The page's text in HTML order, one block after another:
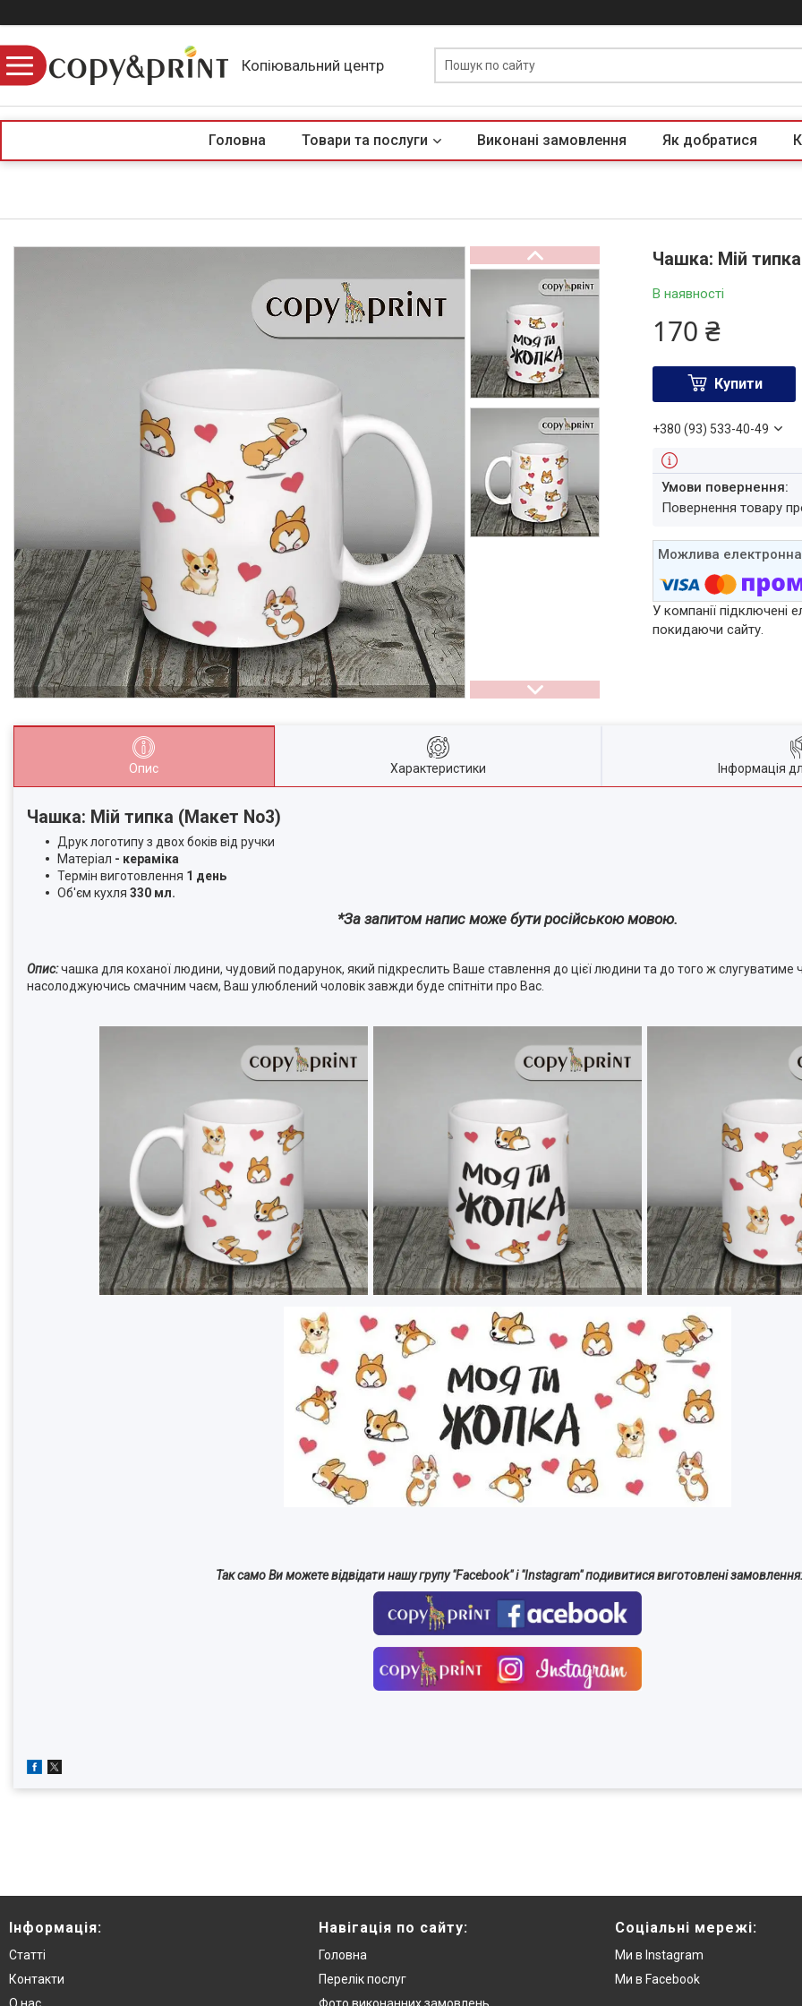
Копіювальний центр
Головна Товари та послуги Виконані замовлення Як добратися
Чашка: Мій
В наявності
170 ₴
Купити
+380 (93) 533-40-49
повернення товару
У компанії підключені
покидаючи сайту.
Опис Характеристики Інформація
Чашка: Мій типка (Макет No3)
Друк логотипу з двох боків від ручки
Матеріал - кераміка
Термін виготовлення 1 день
Об'єм кухля 330 мл.
*За запитом напис може бути російською мовою.
Опис:чашка для коханої людини, чудовий подарунок, який підкреслить Ваше ставлення до цієї людини та до того ж слугуватиме
насолоджуючись смачним чаєм, Ваш улюблений чоловік завжди буде спітніти про Вас.
Так само Ви можете відвідати нашу групу "Facebook" і "Instagram" подивитися виготовлені замовлення:
Інформація:
Статті
Контакти
Навігація по сайту:
Головна
Перелік послуг
Соціальні мережі:
Ми в Instagram
Ми в Facebook